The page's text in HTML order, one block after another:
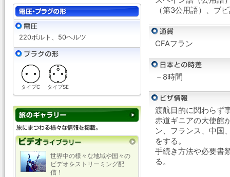
（第3公用語）、ブ
CFAフラン
－8時間
渡航目的に関わらず
赤道ギニアの大使館
ン、フランス、中国
をする。
手続き方法や必要書
る。
220ボルト、50ヘルツ
タイプC タイプSE
世界中の様々な地域や国々の
ビデオをストリーミング配
信！